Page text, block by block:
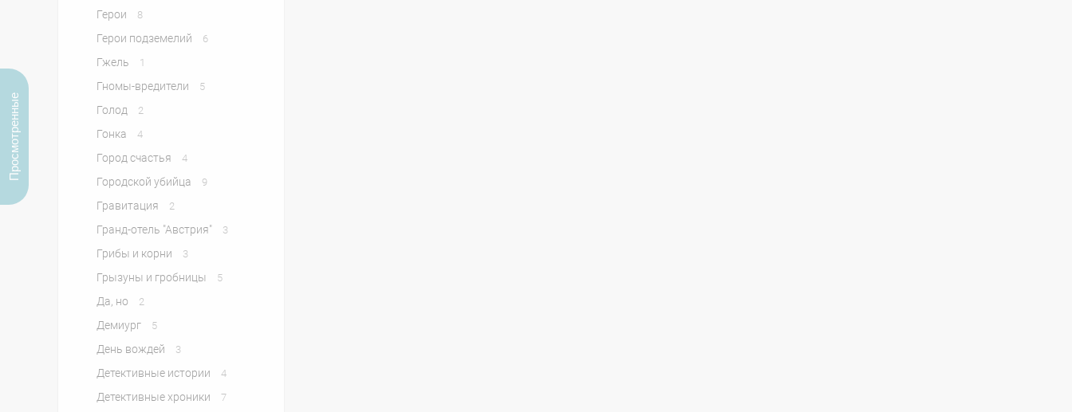
Герои 8
Герои подземелий 6
Гжель 1
Гномы-вредители 5
Голод 2
Гонка 4
Город счастья 4
Городской убийца 9
Гравитация 2
Гранд-отель "Австрия" 3
Грибы и корни 3
Грызуны и гробницы 5
Да, но 2
Демиург 5
День вождей 3
Детективные истории 4
Детективные хроники 7
Просмотренные